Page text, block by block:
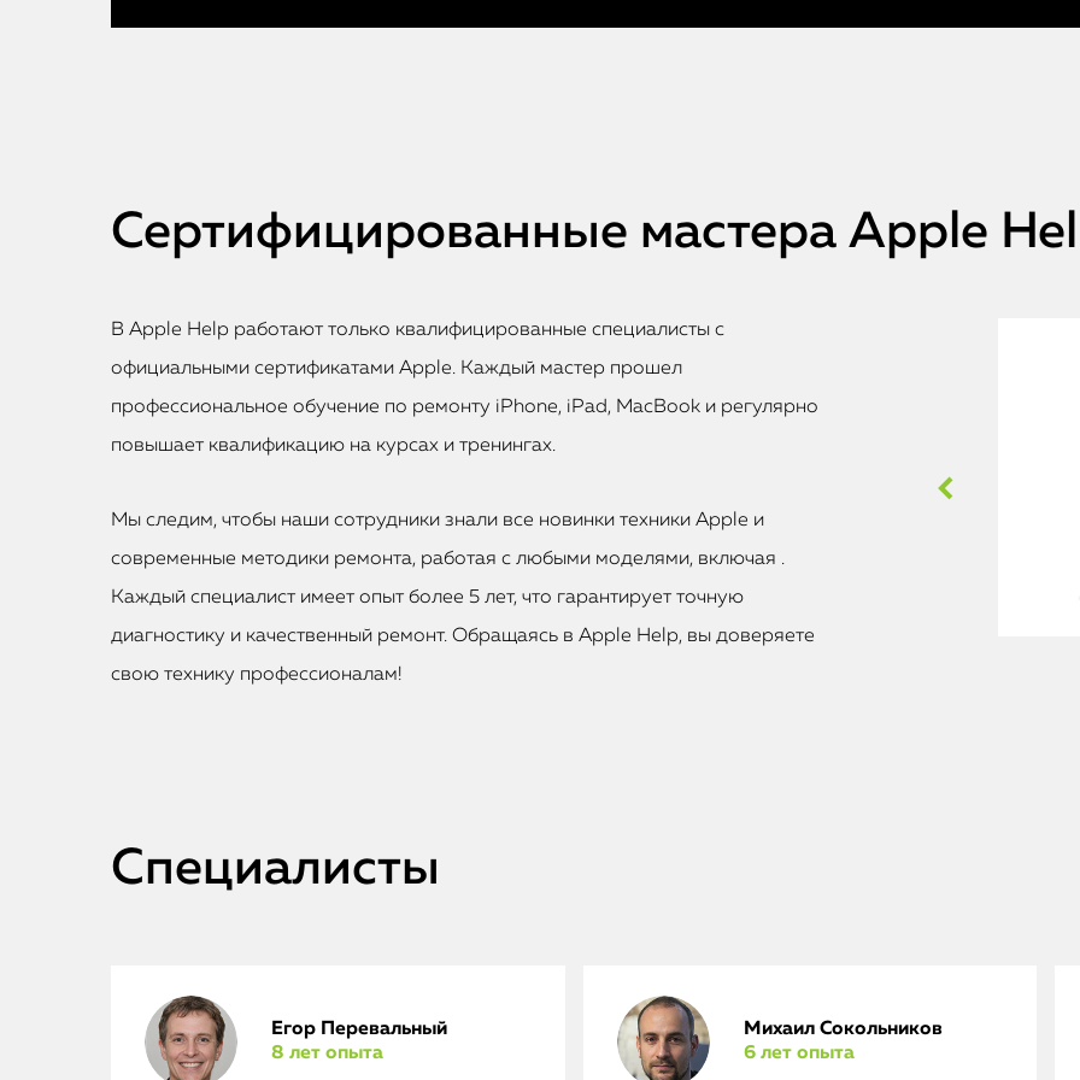
Сертифицированные мастера Apple
В Apple Help работают только квалифицированные специалисты с
официальными сертификатами Apple. Каждый мастер прошел
профессиональное обучение по ремонту iPhone, iPad, MacBook и регулярно
повышает квалификацию на курсах и тренингах.
Мы следим, чтобы наши сотрудники знали все новинки техники Apple и
современные методики ремонта, работая с любыми моделями, включая .
Каждый специалист имеет опыт более 5 лет, что гарантирует точную
диагностику и качественный ремонт. Обращаясь в Apple Help, вы доверяете
свою технику профессионалам!
Специалисты
Егор Перевальный
8 лет опыта
Михаил Сокольников
6 лет опыта